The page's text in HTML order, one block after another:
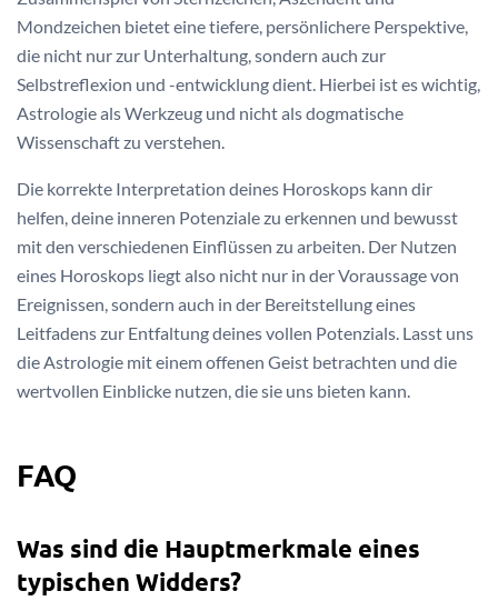
Mondzeichen bietet eine tiefere, persönlichere Perspektive,
die nicht nur zur Unterhaltung, sondern auch zur
Selbstreflexion und -entwicklung dient. Hierbei ist es wichtig,
Astrologie als Werkzeug und nicht als dogmatische
Wissenschaft zu verstehen.
Die korrekte Interpretation deines Horoskops kann dir
helfen, deine inneren Potenziale zu erkennen und bewusst
mit den verschiedenen Einflüssen zu arbeiten. Der Nutzen
eines Horoskops liegt also nicht nur in der Voraussage von
Ereignissen, sondern auch in der Bereitstellung eines
Leitfadens zur Entfaltung deines vollen Potenzials. Lasst uns
die Astrologie mit einem offenen Geist betrachten und die
wertvollen Einblicke nutzen, die sie uns bieten kann.
FAQ
Was sind die Hauptmerkmale eines
typischen Widders?